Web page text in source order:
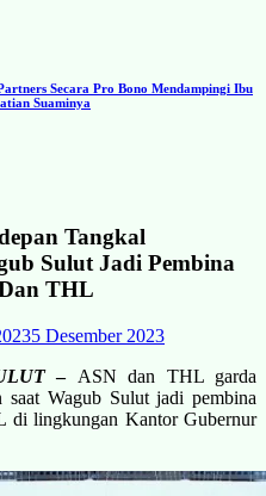
Secara Pro Bono Mendampingi Ibu
Suaminya
Tangkal
Sulut Jadi Pembina
THL
5 Desember 2023
– ASN dan THL garda
saat Wagub Sulut jadi pembina
di lingkungan Kantor Gubernur